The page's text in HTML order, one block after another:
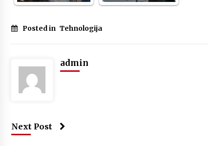
Posted in Tehnologija
admin
Next Post